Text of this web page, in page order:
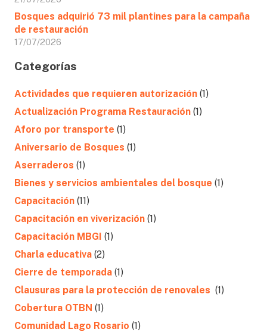
Bosques adquirió 73 mil plantines para la campaña
de restauración
17/07/2026
Categorías
Actividades que requieren autorización (1)
Actualización Programa Restauración (1)
Aforo por transporte (1)
Aniversario de Bosques (1)
Aserraderos (1)
Bienes y servicios ambientales del bosque (1)
Capacitación (11)
Capacitación en viverización (1)
Capacitación MBGI (1)
Charla educativa (2)
Cierre de temporada (1)
Clausuras para la protección de renovales (1)
Cobertura OTBN (1)
Comunidad Lago Rosario (1)